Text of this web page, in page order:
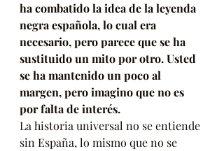
ha combatido la idea de la leyenda
negra española, lo cual era
necesario, pero parece que se ha
sustituido un mito por otro. Usted
se ha mantenido un poco al
margen, pero imagino que no es
por falta de interés.
La historia universal no se entiende
sin España, lo mismo que no se